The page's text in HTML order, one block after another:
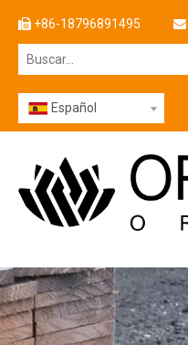
 +86-18796891495 
Español